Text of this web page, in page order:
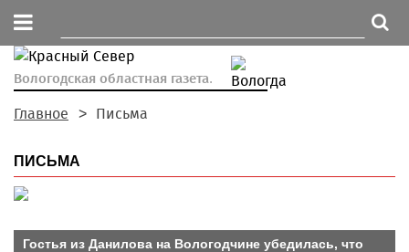
Вологодская областная газета.
Главное Письма
ПИСЬМА
Гостья из Данилова на Вологодчине убедилась, что